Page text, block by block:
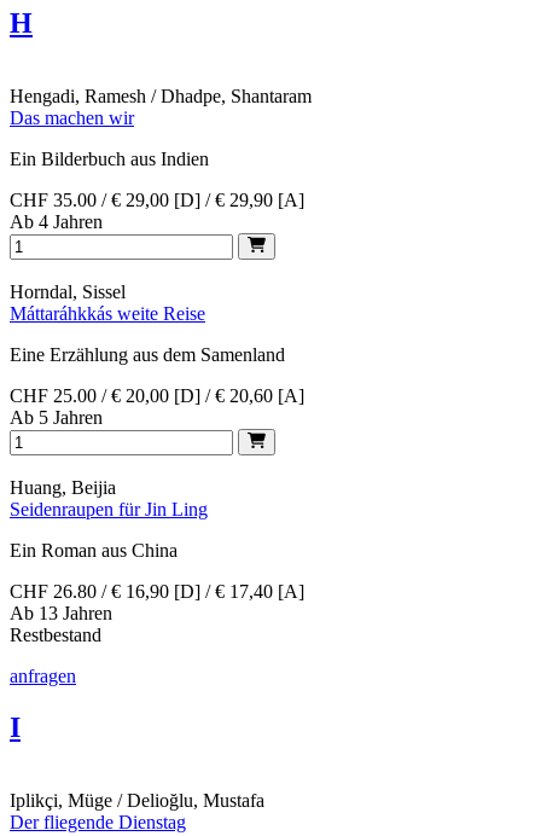
H
Hengadi, Ramesh / Dhadpe, Shantaram
Das machen wir
Ein Bilderbuch aus Indien
CHF 35.00 / € 29,00 [D] / € 29,90 [A]
Ab 4 Jahren
Horndal, Sissel
Máttaráhkkás weite Reise
Eine Erzählung aus dem Samenland
CHF 25.00 / € 20,00 [D] / € 20,60 [A]
Ab 5 Jahren
Huang, Beijia
Seidenraupen für Jin Ling
Ein Roman aus China
CHF 26.80 / € 16,90 [D] / € 17,40 [A]
Ab 13 Jahren
Restbestand
anfragen
I
Iplikçi, Müge / Delioğlu, Mustafa
Der fliegende Dienstag